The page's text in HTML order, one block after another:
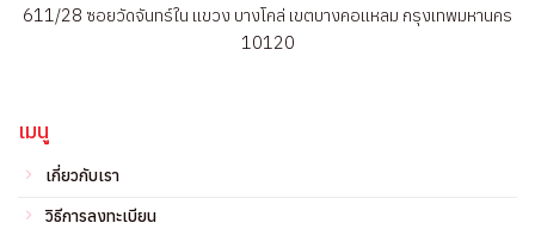
611/28 ซอยวัดจันทร์ใน แขวง บางโคล่ เขตบางคอแหลม กรุงเทพมหานคร
10120
เมนู
เกี่ยวกับเรา
วิธีการลงทะเบียน